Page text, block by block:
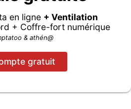
en ligne + Ventilation
+ Coffre-fort numérique
& athén@
gratuit